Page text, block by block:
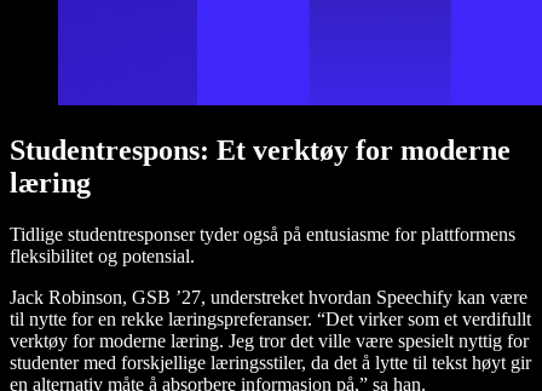
Studentrespons: Et verktøy for moderne
læring
Tidlige studentresponser tyder også på entusiasme for plattformens
fleksibilitet og potensial.
Jack Robinson, GSB ’27, understreket hvordan Speechify kan være
til nytte for en rekke læringspreferanser. “Det virker som et verdifullt
verktøy for moderne læring. Jeg tror det ville være spesielt nyttig for
studenter med forskjellige læringsstiler, da det å lytte til tekst høyt gir
en alternativ måte å absorbere informasjon på,” sa han.